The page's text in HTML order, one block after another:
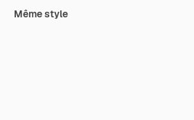
Même style